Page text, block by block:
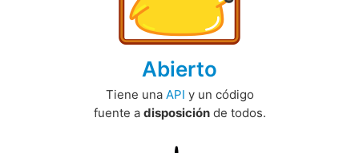
Abierto
Tiene una API y un código
fuente a disposiciónde todos.